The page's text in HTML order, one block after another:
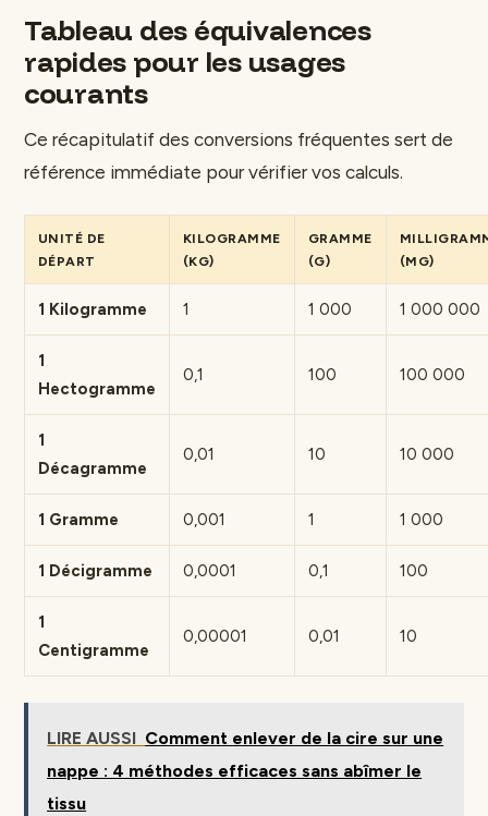
Tableau des équivalences
rapides pour les usages
courants
Ce récapitulatif des conversions fréquentes sert de
référence immédiate pour vérifier vos calculs.
UNITÉ DE
DÉPART
KILOGRAMME
(KG)
GRAMME
(G)
(MG)
1 Kilogramme 1 1 000 1 000 000
1
Hectogramme
0,1 100 100 000
1
Décagramme
0,01 10 10 000
1 Gramme 0,001 1 1 000
1 Décigramme 0,0001 0,1 100
1
Centigramme
0,00001 0,01 10
LIRE AUSSI Comment enlever de la cire sur une
nappe : 4 méthodes efficaces sans abîmer le
tissu